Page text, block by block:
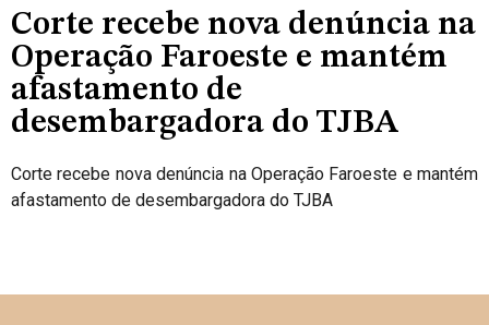
Corte recebe nova denúncia na
Operação Faroeste e mantém
afastamento de
desembargadora do TJBA
Corte recebe nova denúncia na Operação Faroeste e mantém
afastamento de desembargadora do TJBA